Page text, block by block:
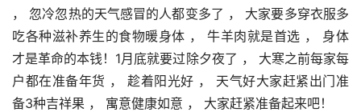
， 忽冷忽热的天气感冒的人都变多了 ， 大家要多穿衣服多
吃各种滋补养生的食物暖身体 ， 牛羊肉就是首选 ， 身体
才是革命的本钱！1月底就要过除夕夜了 ， 大寒之前每家每
户都在准备年货 ， 趁着阳光好 ， 天气好大家赶紧出门准
备3种吉祥果 ， 寓意健康如意 ， 大家赶紧准备起来吧！